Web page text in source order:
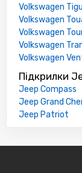
Volkswagen
Volkswagen
Volkswagen
Volkswagen
Volkswagen
Підкрилки
Jeep Compass
Jeep Grand
Jeep Patriot